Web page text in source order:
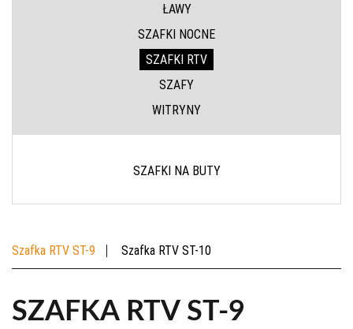
ŁAWY
SZAFKI NOCNE
SZAFKI RTV
SZAFY
WITRYNY
SZAFKI NA BUTY
Szafka RTV ST-9 Szafka RTV ST-10
SZAFKA RTV ST-9